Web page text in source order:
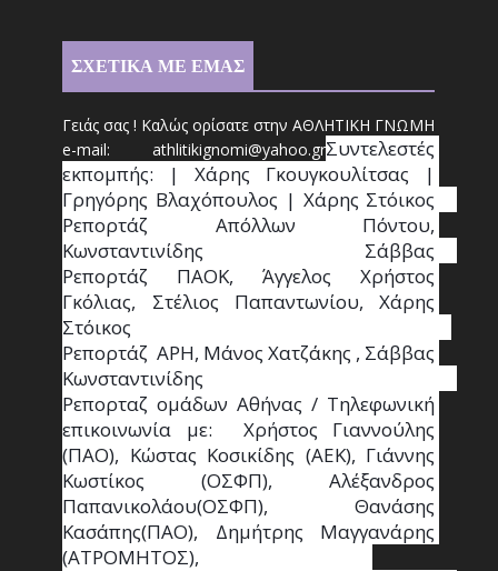
ΣΧΕΤΙΚΑ ΜΕ ΕΜΑΣ
Γειάς σας ! Καλώς ορίσατε στην ΑΘΛΗΤΙΚΗ ΓΝΩΜΗ
e-mail: athlitikignomi@yahoo.grΣυντελεστές
εκπομπής: | Χάρης Γκουγκουλίτσας |
Γρηγόρης Βλαχόπουλος | Χάρης Στόικος
Ρεπορτάζ Απόλλων Πόντου,
Κωνσταντινίδης   Σάββας
Ρεπορτάζ ΠΑΟΚ, Άγγελος Χρήστος
Γκόλιας, Στέλιος Παπαντωνίου, Χάρης
Στόικος
Ρεπορτάζ  ΑΡΗ, Μάνος Χατζάκης , Σάββας
Κωνσταντινίδης
Ρεπορταζ ομάδων Αθήνας / Τηλεφωνική
επικοινωνία με:  Χρήστος Γιαννούλης
(ΠΑΟ), Κώστας Κοσικίδης (ΑΕΚ), Γιάννης
Κωστίκος (ΟΣΦΠ), Αλέξανδρος
Παπανικολάου(ΟΣΦΠ), Θανάσης
Κασάπης(ΠΑΟ), Δημήτρης Μαγγανάρης
(ΑΤΡΟΜΗΤΟΣ),